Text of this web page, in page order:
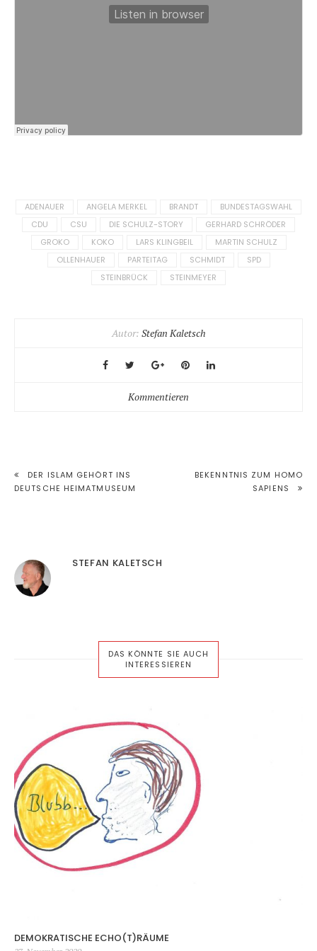
Tagged
ADENAUER ANGELA MERKEL BRANDT
BUNDESTAGSWAHL
CDU
CSU DIE SCHULZ-STORY
GERHARD SCHRÖDER
GROKO
KOKO LARS KLINGBEIL
MARTIN SCHULZ
OLLENHAUER
PARTEITAG SCHMIDT
SPD
STEINBRÜCK
STEINMEYER
Autor: Stefan Kaletsch
Kommentieren
BEITRAGSNAVIGATIONBEKENNTNIS ZUM HOMO
SAPIENS
DER ISLAM GEHÖRT INS
DEUTSCHE HEIMATMUSEUM
STEFAN KALETSCH
DAS KÖNNTE SIE AUCH
INTERESSIEREN
DEMOKRATISCHE ECHO(T)RÄUME